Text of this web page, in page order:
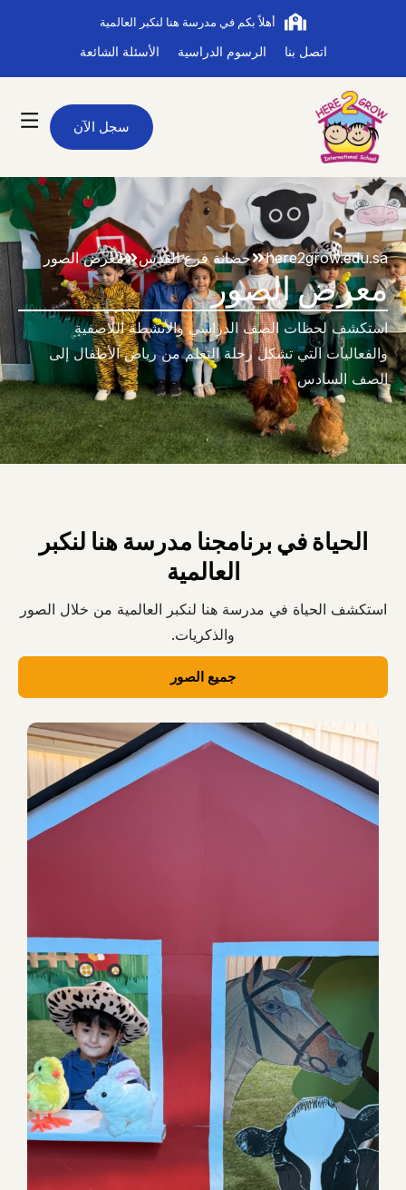
أهلاً بكم في مدرسة هنا لنكبر العالمية
اتصل بنا الرسوم الدراسية الأسئلة الشائعة
سجل الآن
here2grow.edu.sa حضانة فرع القدس معرض الصور
معرض الصور
استكشف لحظات الصف الدراسي والأنشطة اللاصفية
والفعاليات التي تشكل رحلة التعلم من رياض الأطفال إلى
الصف السادس
الحياة في برنامجنا مدرسة هنا لنكبر
العالمية
استكشف الحياة في مدرسة هنا لنكبر العالمية من خلال الصور
والذكريات.
جميع الصور